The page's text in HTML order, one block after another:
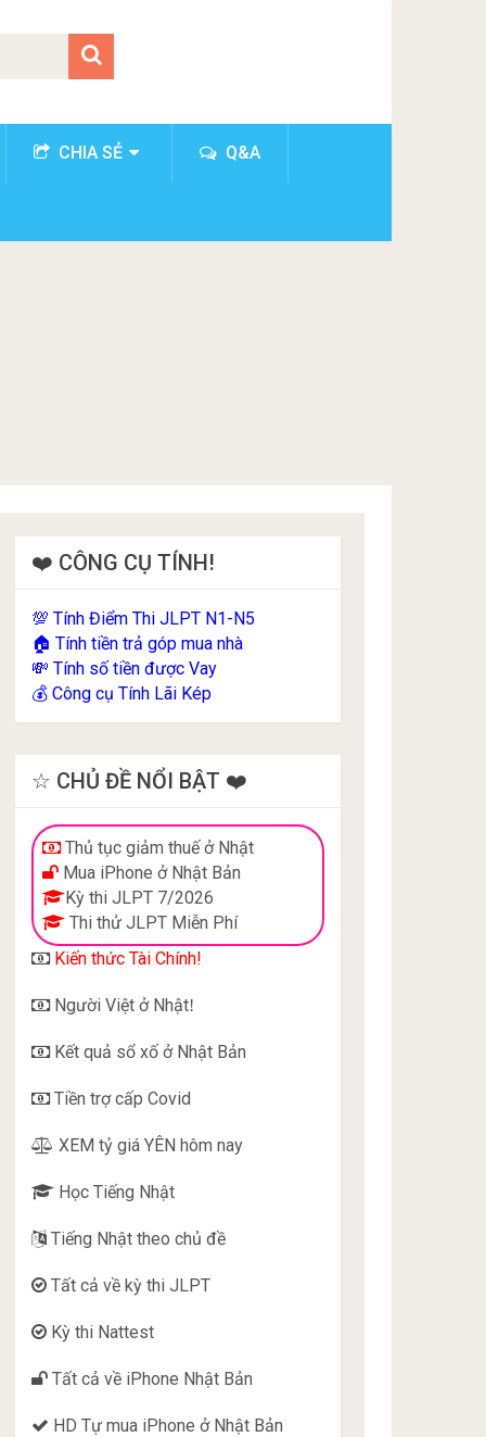
CHIA SẺ Q&A
❤️ CÔNG CỤ TÍNH!
💯Tính Điểm Thi JLPT N1-N5
🏠Tính tiền trả góp mua nhà
💸Tính số tiền được Vay
💰Công cụ Tính Lãi Kép
☆ CHỦ ĐỀ NỔI BẬT ❤️
Thủ tục giảm thuế ở Nhật
Mua iPhone ở Nhật Bản
Kỳ thi JLPT 7/2026
Thi thử JLPT Miễn Phí
Kiến thức Tài Chính!
Người Việt ở Nhật!
Kết quả sổ xố ở Nhật Bản
Tiền trợ cấp Covid
XEM tỷ giá YÊN hôm nay
Học Tiếng Nhật
Tiếng Nhật theo chủ đề
Tất cả về kỳ thi JLPT
Kỳ thi Nattest
Tất cả về iPhone Nhật Bản
HD Tự mua iPhone ở Nhật Bản